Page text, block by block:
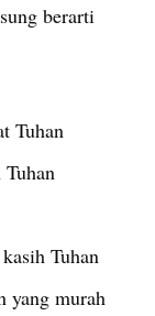
berarti
Tuhan
Tuhan
yang murah